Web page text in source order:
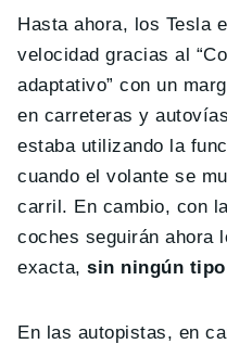
Hasta ahora, los Tesla
velocidad gracias al
adaptativo” con un
en carreteras y
estaba utilizando la
cuando el volante se
carril. En cambio, con
coches seguirán ahora
exacta,sin ningún
En las autopistas, en